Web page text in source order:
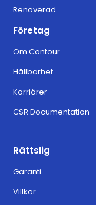
Renoverad
Företag
Om Contour
Hållbarhet
Karriärer
CSR Documentation
Rättslig
Garanti
Villkor